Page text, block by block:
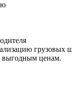
грузовых
выгодным ценам.